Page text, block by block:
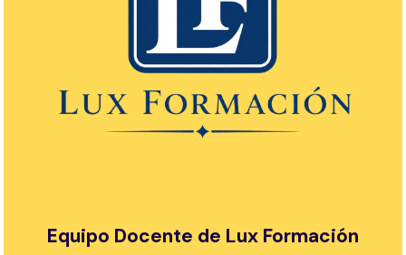
Equipo Docente de Lux Formación